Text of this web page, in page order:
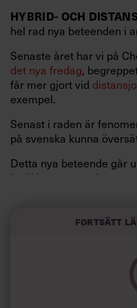
HYBRID- OCH
hel rad nya beteenden i
Senaste året har vi på
det nya fredag,
får mer gjort vid
exempel.
Senast i raden är
på svenska kunna
Detta nya beteende går
in till kontoret en kort
Så många som 32
Labs senaste
nordiska medarbetares
Fortsätt